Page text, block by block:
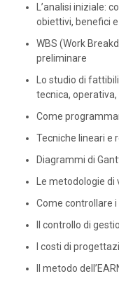
L’analisi iniziale:
obiettivi, benefici
WBS (Work
preliminare
Lo studio di
tecnica,
Come
Tecniche lineari e
Diagrammi di
Le metodologie di
Come controllare
Il controllo di
I costi di
Il metodo